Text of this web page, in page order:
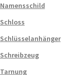
Namensschild
Schloss
Schlüsselanhänger
Schreibzeug
Tarnung